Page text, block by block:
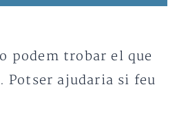
podem trobar el que
Potser ajudaria si feu